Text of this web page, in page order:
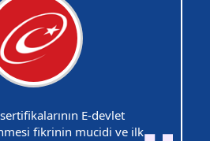
E-devlet
fikrinin mucidi ve ilk